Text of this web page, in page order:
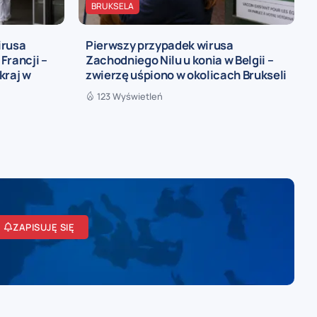
–
w
BRUKSELA
Pierwszy przypadek wirusa
Zachodniego Nilu u konia w Belgii –
zwierzę uśpiono w okolicach Brukseli
123 Wyświetleń
ZAPISUJĘ SIĘ